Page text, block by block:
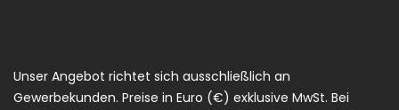
Unser Angebot richtet sich ausschließlich an
Gewerbekunden. Preise in Euro (€) exklusive MwSt. Bei